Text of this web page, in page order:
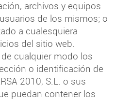
archivos y equipos
de los mismos; o
a cualesquiera
del sitio web.
cualquier modo los
o identificación de
2010, S.L. o sus
puedan contener los